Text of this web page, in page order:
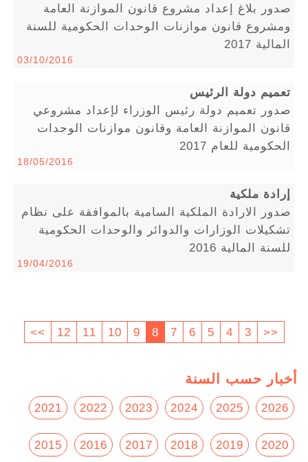
صدور بلاغ إعداد مشروع قانون الموازنة العامة
ومشروع قانون موازنات الوحدات الحكومية للسنة
المالية 2017
03/10/2016
تعميم دولة الرئيس
صدور تعميم دولة رئيس الوزراء لإعداد مشروعي
قانون الموازنة العامة وقانون موازنات الوحدات
الحكومية للعام 2017
18/05/2016
إرادة ملكية
صدور الارادة الملكية السامية بالموافقة على نظام
تشكيلات الوزارات والدوائر والوحدات الحكومية
للسنة المالية 2016
19/04/2016
<<
3
4
5
6
7
8
9
10
11
12
>>
أخبار حسب السنة
2026
2025
2024
2023
2022
2021
2020
2019
2018
2017
2016
2015